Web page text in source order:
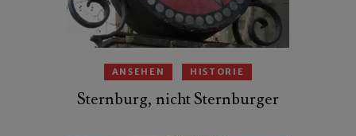
ANSEHEN HISTORIE
Sternburg, nicht Sternburger